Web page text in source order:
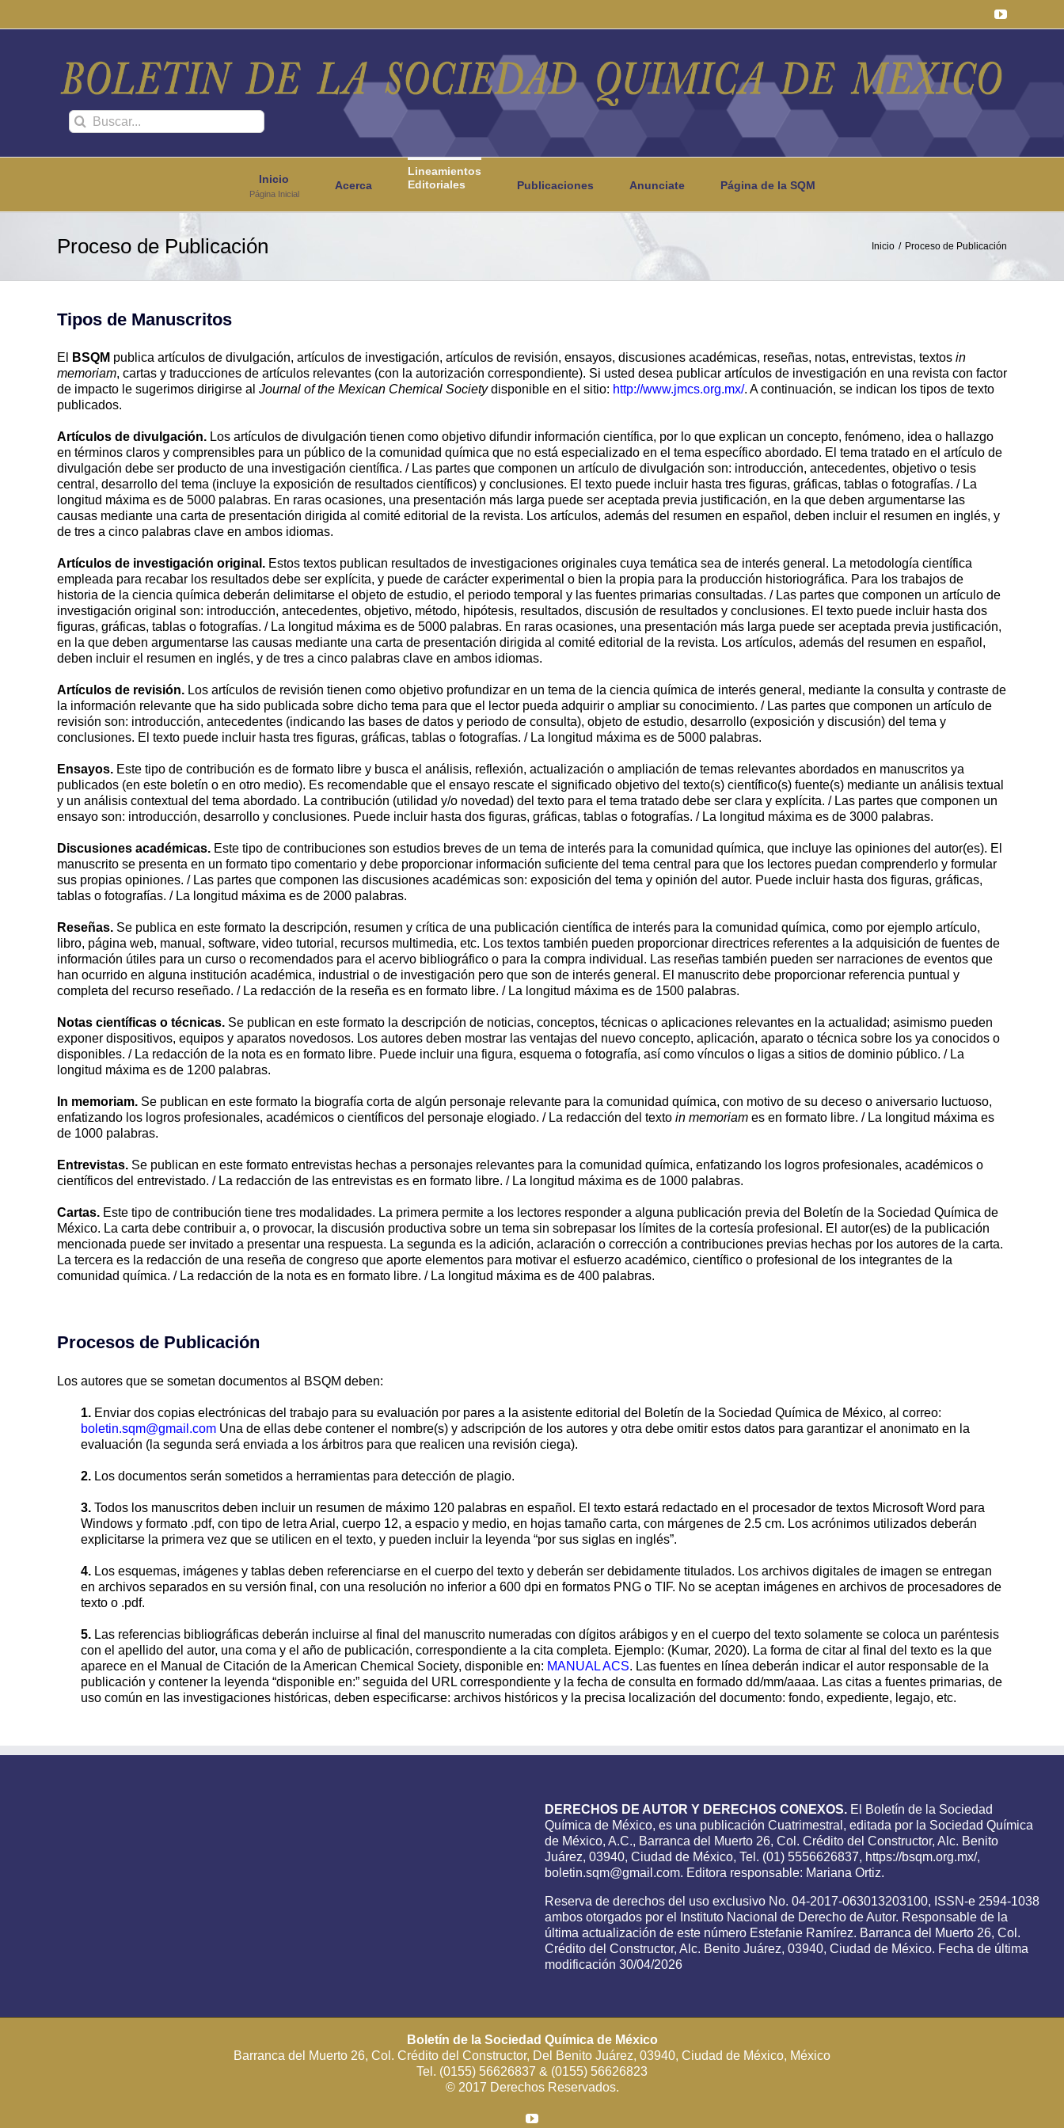
YouTube
Buscar:
Inicio
Página Inicial
Acerca
Lineamientos
Editoriales
Publicaciones Anunciate Página de la SQM
Proceso de Publicación Inicio Proceso de Publicación
Tipos de Manuscritos
El BSQM publica artículos de divulgación, artículos de investigación, artículos de revisión, ensayos, discusiones académicas, reseñas, notas, entrevistas, textos in
memoriam, cartas y traducciones de artículos relevantes (con la autorización correspondiente). Si usted desea publicar artículos de investigación en una revista con factor
de impacto le sugerimos dirigirse al Journal of the Mexican Chemical Societydisponible en el sitio: http://www.jmcs.org.mx/. A continuación, se indican los tipos de texto
publicados.
Artículos de divulgación. Los artículos de divulgación tienen como objetivo difundir información científica, por lo que explican un concepto, fenómeno, idea o hallazgo
en términos claros y comprensibles para un público de la comunidad química que no está especializado en el tema específico abordado. El tema tratado en el artículo de
divulgación debe ser producto de una investigación científica. / Las partes que componen un artículo de divulgación son: introducción, antecedentes, objetivo o tesis
central, desarrollo del tema (incluye la exposición de resultados científicos) y conclusiones. El texto puede incluir hasta tres figuras, gráficas, tablas o fotografías. / La
longitud máxima es de 5000 palabras. En raras ocasiones, una presentación más larga puede ser aceptada previa justificación, en la que deben argumentarse las
causas mediante una carta de presentación dirigida al comité editorial de la revista. Los artículos, además del resumen en español, deben incluir el resumen en inglés, y
de tres a cinco palabras clave en ambos idiomas.
Artículos de investigación original. Estos textos publican resultados de investigaciones originales cuya temática sea de interés general. La metodología científica
empleada para recabar los resultados debe ser explícita, y puede de carácter experimental o bien la propia para la producción historiográfica. Para los trabajos de
historia de la ciencia química deberán delimitarse el objeto de estudio, el periodo temporal y las fuentes primarias consultadas. / Las partes que componen un artículo de
investigación original son: introducción, antecedentes, objetivo, método, hipótesis, resultados, discusión de resultados y conclusiones. El texto puede incluir hasta dos
figuras, gráficas, tablas o fotografías. / La longitud máxima es de 5000 palabras. En raras ocasiones, una presentación más larga puede ser aceptada previa justificación,
en la que deben argumentarse las causas mediante una carta de presentación dirigida al comité editorial de la revista. Los artículos, además del resumen en español,
deben incluir el resumen en inglés, y de tres a cinco palabras clave en ambos idiomas.
Artículos de revisión. Los artículos de revisión tienen como objetivo profundizar en un tema de la ciencia química de interés general, mediante la consulta y contraste de
la información relevante que ha sido publicada sobre dicho tema para que el lector pueda adquirir o ampliar su conocimiento. / Las partes que componen un artículo de
revisión son: introducción, antecedentes (indicando las bases de datos y periodo de consulta), objeto de estudio, desarrollo (exposición y discusión) del tema y
conclusiones. El texto puede incluir hasta tres figuras, gráficas, tablas o fotografías. / La longitud máxima es de 5000 palabras.
Ensayos. Este tipo de contribución es de formato libre y busca el análisis, reflexión, actualización o ampliación de temas relevantes abordados en manuscritos ya
publicados (en este boletín o en otro medio). Es recomendable que el ensayo rescate el significado objetivo del texto(s) científico(s) fuente(s) mediante un análisis textual
y un análisis contextual del tema abordado. La contribución (utilidad y/o novedad) del texto para el tema tratado debe ser clara y explícita. / Las partes que componen un
ensayo son: introducción, desarrollo y conclusiones. Puede incluir hasta dos figuras, gráficas, tablas o fotografías. / La longitud máxima es de 3000 palabras.
Discusiones académicas. Este tipo de contribuciones son estudios breves de un tema de interés para la comunidad química, que incluye las opiniones del autor(es). El
manuscrito se presenta en un formato tipo comentario y debe proporcionar información suficiente del tema central para que los lectores puedan comprenderlo y formular
sus propias opiniones. / Las partes que componen las discusiones académicas son: exposición del tema y opinión del autor. Puede incluir hasta dos figuras, gráficas,
tablas o fotografías. / La longitud máxima es de 2000 palabras.
Reseñas. Se publica en este formato la descripción, resumen y crítica de una publicación científica de interés para la comunidad química, como por ejemplo artículo,
libro, página web, manual, software, video tutorial, recursos multimedia, etc. Los textos también pueden proporcionar directrices referentes a la adquisición de fuentes de
información útiles para un curso o recomendados para el acervo bibliográfico o para la compra individual. Las reseñas también pueden ser narraciones de eventos que
han ocurrido en alguna institución académica, industrial o de investigación pero que son de interés general. El manuscrito debe proporcionar referencia puntual y
completa del recurso reseñado. / La redacción de la reseña es en formato libre. / La longitud máxima es de 1500 palabras.
Notas científicas o técnicas. Se publican en este formato la descripción de noticias, conceptos, técnicas o aplicaciones relevantes en la actualidad; asimismo pueden
exponer dispositivos, equipos y aparatos novedosos. Los autores deben mostrar las ventajas del nuevo concepto, aplicación, aparato o técnica sobre los ya conocidos o
disponibles. / La redacción de la nota es en formato libre. Puede incluir una figura, esquema o fotografía, así como vínculos o ligas a sitios de dominio público. / La
longitud máxima es de 1200 palabras.
In memoriam. Se publican en este formato la biografía corta de algún personaje relevante para la comunidad química, con motivo de su deceso o aniversario luctuoso,
enfatizando los logros profesionales, académicos o científicos del personaje elogiado. / La redacción del texto in memoriam es en formato libre. / La longitud máxima es
de 1000 palabras.
Entrevistas. Se publican en este formato entrevistas hechas a personajes relevantes para la comunidad química, enfatizando los logros profesionales, académicos o
científicos del entrevistado. / La redacción de las entrevistas es en formato libre. / La longitud máxima es de 1000 palabras.
Cartas. Este tipo de contribución tiene tres modalidades. La primera permite a los lectores responder a alguna publicación previa del Boletín de la Sociedad Química de
México. La carta debe contribuir a, o provocar, la discusión productiva sobre un tema sin sobrepasar los límites de la cortesía profesional. El autor(es) de la publicación
mencionada puede ser invitado a presentar una respuesta. La segunda es la adición, aclaración o corrección a contribuciones previas hechas por los autores de la carta.
La tercera es la redacción de una reseña de congreso que aporte elementos para motivar el esfuerzo académico, científico o profesional de los integrantes de la
comunidad química. / La redacción de la nota es en formato libre. / La longitud máxima es de 400 palabras.
Procesos de Publicación
Los autores que se sometan documentos al BSQM deben:
1. Enviar dos copias electrónicas del trabajo para su evaluación por pares a la asistente editorial del Boletín de la Sociedad Química de México, al correo:
boletin.sqm@gmail.com Una de ellas debe contener el nombre(s) y adscripción de los autores y otra debe omitir estos datos para garantizar el anonimato en la
evaluación (la segunda será enviada a los árbitros para que realicen una revisión ciega).
2. Los documentos serán sometidos a herramientas para detección de plagio.
3. Todos los manuscritos deben incluir un resumen de máximo 120 palabras en español. El texto estará redactado en el procesador de textos Microsoft Word para
Windows y formato .pdf, con tipo de letra Arial, cuerpo 12, a espacio y medio, en hojas tamaño carta, con márgenes de 2.5 cm. Los acrónimos utilizados deberán
explicitarse la primera vez que se utilicen en el texto, y pueden incluir la leyenda “por sus siglas en inglés”.
4. Los esquemas, imágenes y tablas deben referenciarse en el cuerpo del texto y deberán ser debidamente titulados. Los archivos digitales de imagen se entregan
en archivos separados en su versión final, con una resolución no inferior a 600 dpi en formatos PNG o TIF. No se aceptan imágenes en archivos de procesadores de
texto o .pdf.
5. Las referencias bibliográficas deberán incluirse al final del manuscrito numeradas con dígitos arábigos y en el cuerpo del texto solamente se coloca un paréntesis
con el apellido del autor, una coma y el año de publicación, correspondiente a la cita completa. Ejemplo: (Kumar, 2020). La forma de citar al final del texto es la que
aparece en el Manual de Citación de la American Chemical Society, disponible en: MANUAL ACS. Las fuentes en línea deberán indicar el autor responsable de la
publicación y contener la leyenda “disponible en:” seguida del URL correspondiente y la fecha de consulta en formado dd/mm/aaaa. Las citas a fuentes primarias, de
uso común en las investigaciones históricas, deben especificarse: archivos históricos y la precisa localización del documento: fondo, expediente, legajo, etc.
DERECHOS DE AUTOR Y DERECHOS CONEXOS. El Boletín de la Sociedad
Química de México, es una publicación Cuatrimestral, editada por la Sociedad Química
de México, A.C., Barranca del Muerto 26, Col. Crédito del Constructor, Alc. Benito
Juárez, 03940, Ciudad de México, Tel. (01) 5556626837, https://bsqm.org.mx/,
boletin.sqm@gmail.com. Editora responsable: Mariana Ortiz.
Reserva de derechos del uso exclusivo No. 04-2017-063013203100, ISSN-e 2594-1038
ambos otorgados por el Instituto Nacional de Derecho de Autor. Responsable de la
última actualización de este número Estefanie Ramírez. Barranca del Muerto 26, Col.
Crédito del Constructor, Alc. Benito Juárez, 03940, Ciudad de México. Fecha de última
modificación 30/04/2026
Boletín de la Sociedad Química de México
Barranca del Muerto 26, Col. Crédito del Constructor, Del Benito Juárez, 03940, Ciudad de México, México
Tel. (0155) 56626837 & (0155) 56626823
© 2017 Derechos Reservados.
YouTube